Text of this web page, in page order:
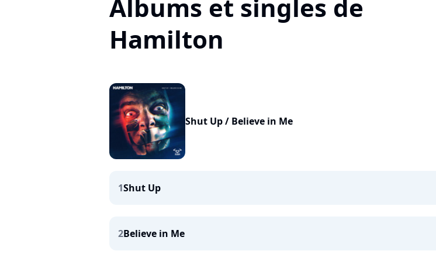
Albums et singles de
Hamilton
Shut Up / Believe in Me
1Shut Up
2Believe in Me